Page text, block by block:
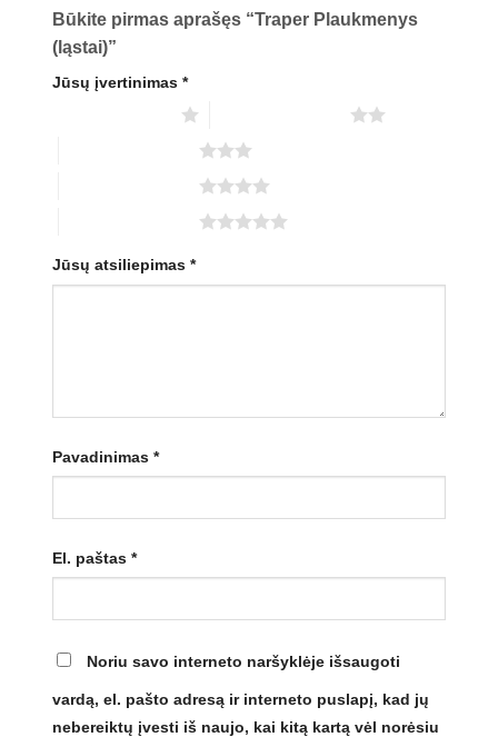
Būkite pirmas aprašęs “Traper Plaukmenys
(ląstai)”
Jūsų įvertinimas *
Jūsų atsiliepimas *
Pavadinimas *
El. paštas *
Noriu savo interneto naršyklėje išsaugoti
vardą, el. pašto adresą ir interneto puslapį, kad jų
nebereiktų įvesti iš naujo, kai kitą kartą vėl norėsiu